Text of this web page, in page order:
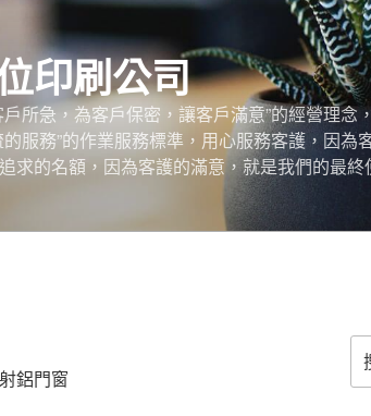
印刷公司
所急，為客戶保密，讓客戶滿意”的經營理
服務”的作業服務標準，用心服務客護，因
求的名額，因為客護的滿意，就是我們的最終
鋁門窗
尋
關